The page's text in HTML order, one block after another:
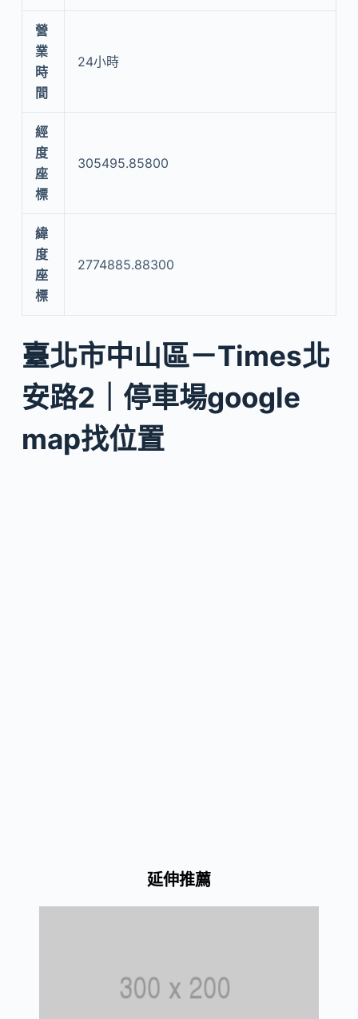
營
業
時
間
24小時
經
度
座
標
305495.85800
緯
度
座
標
2774885.88300
臺北市中山區－Times北
安路2｜停車場google
map找位置
延伸推薦